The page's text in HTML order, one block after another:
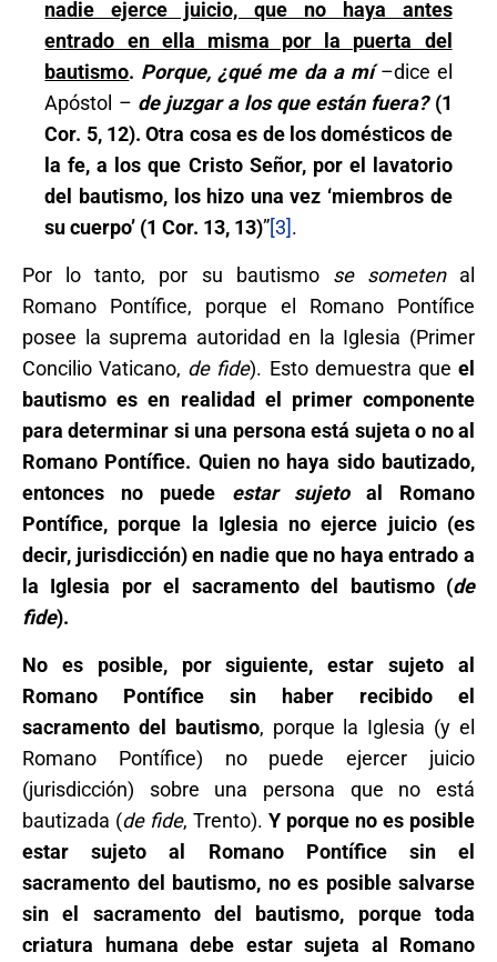
nadie ejerce juicio, que no haya antes
entrado en ella misma por la puerta del
bautismo. Porque, ¿qué me da a mí–dice el
Apóstol – de juzgar a los que están fuera?(1
Cor. 5, 12). Otra cosa es de los domésticos de
la fe, a los que Cristo Señor, por el lavatorio
del bautismo, los hizo una vez ‘miembros de
su cuerpo’ (1 Cor. 13, 13)”[3].
Por lo tanto, por su bautismo se sometenal
Romano Pontífice, porque el Romano Pontífice
posee la suprema autoridad en la Iglesia (Primer
Concilio Vaticano, de fide). Esto demuestra queel
bautismo es en realidad el primer componente
para determinar si una persona está sujeta o no al
Romano Pontífice. Quien no haya sido bautizado,
entonces no puede estar sujetoal Romano
Pontífice, porque la Iglesia no ejerce juicio (es
decir, jurisdicción) en nadie que no haya entrado a
la Iglesia por el sacramento del bautismo (de
fide).
No es posible, por siguiente, estar sujeto al
Romano Pontífice sin haber recibido el
sacramento del bautismo, porque la Iglesia (y el
Romano Pontífice) no puede ejercer juicio
(jurisdicción) sobre una persona que no está
bautizada (de fide, Trento). Y porque no es posible
estar sujeto al Romano Pontífice sin el
sacramento del bautismo, no es posible salvarse
sin el sacramento del bautismo, porque toda
criatura humana debe estar sujeta al Romano